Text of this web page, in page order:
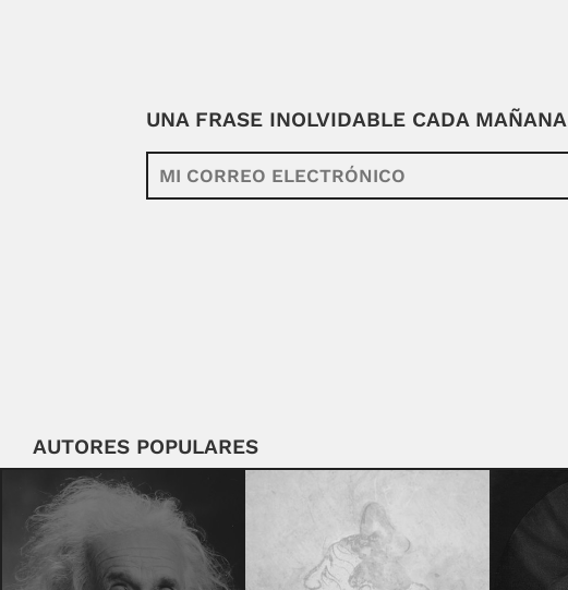
UNA FRASE INOLVIDABLE CADA MAÑANA
AUTORES POPULARES